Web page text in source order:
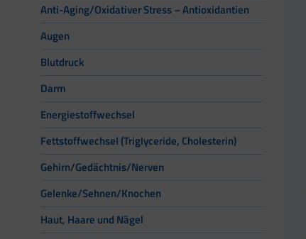
Anti-Aging/Oxidativer Stress – Antioxidantien
Augen
Blutdruck
Darm
Energiestoffwechsel
Fettstoffwechsel (Triglyceride, Cholesterin)
Gehirn/Gedächtnis/Nerven
Gelenke/Sehnen/Knochen
Haut, Haare und Nägel